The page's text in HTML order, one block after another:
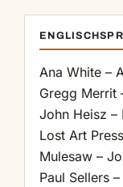
Ana White –
Gregg Merrit
John Heisz –
Lost Art Press
Mulesaw –
Paul Sellers